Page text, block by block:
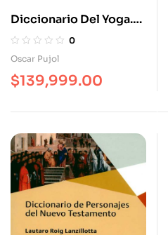
Diccionario Del Yoga.
Historia, Práctica,
Filosofía Y Mantras
0
Oscar Pujol
$139,999.00